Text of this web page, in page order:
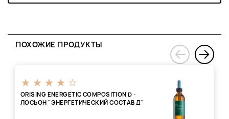
ПОХОЖИЕ ПРОДУКТЫ
ORISING ENERGETIC COMPOSITION D -
ЛОСЬОН "ЭНЕРГЕТИЧЕСКИЙ СОСТАВ Д"
‹
›